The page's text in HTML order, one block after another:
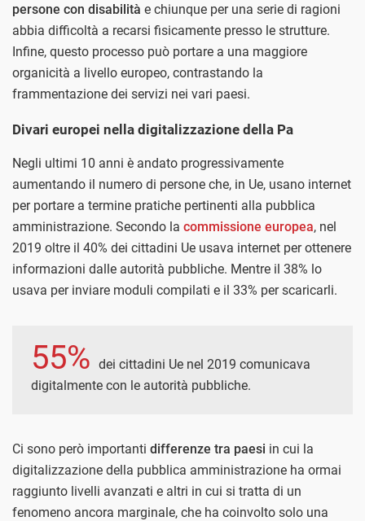
persone con disabilità e chiunque per una serie di ragioni
abbia difficoltà a recarsi fisicamente presso le strutture.
Infine, questo processo può portare a una maggiore
organicità a livello europeo, contrastando la
frammentazione dei servizi nei vari paesi.
Divari europei nella digitalizzazione della Pa
Negli ultimi 10 anni è andato progressivamente
aumentando il numero di persone che, in Ue, usano internet
per portare a termine pratiche pertinenti alla pubblica
amministrazione. Secondo la commissione europea, nel
2019 oltre il 40% dei cittadini Ue usava internet per ottenere
informazioni dalle autorità pubbliche. Mentre il 38% lo
usava per inviare moduli compilati e il 33% per scaricarli.
55% dei cittadini Ue nel 2019 comunicava
digitalmente con le autorità pubbliche.
Ci sono però importanti differenze tra paesi in cui la
digitalizzazione della pubblica amministrazione ha ormai
raggiunto livelli avanzati e altri in cui si tratta di un
fenomeno ancora marginale, che ha coinvolto solo una